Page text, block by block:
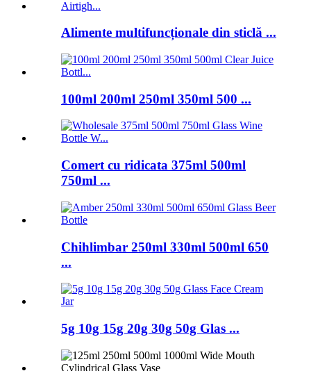
Alimente multifuncționale din sticlă ...
100ml 200ml 250ml 350ml 500 ...
Comert cu ridicata 375ml 500ml
750ml ...
Chihlimbar 250ml 330ml 500ml 650
...
5g 10g 15g 20g 30g 50g Glas ...